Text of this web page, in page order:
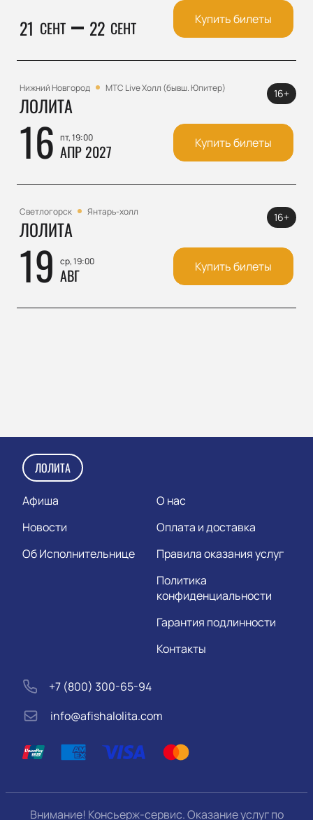
21 СЕНТ 22 СЕНТ Купить билеты
Нижний Новгород МТС Live Холл (бывш. Юпитер)
ЛОЛИТА
16 пт, 19:00
АПР 2027
16+
Купить билеты
Светлогорск Янтарь-холл
ЛОЛИТА
19 ср, 19:00
АВГ
16+
Купить билеты
ЛОЛИТА
Афиша
Новости
Об Исполнительнице
О нас
Оплата и доставка
Правила оказания услуг
Политика
конфиденциальности
Гарантия подлинности
Контакты
+7 (800) 300-65-94
info@afishalolita.com
Внимание! Консьерж-сервис. Оказание услуг по